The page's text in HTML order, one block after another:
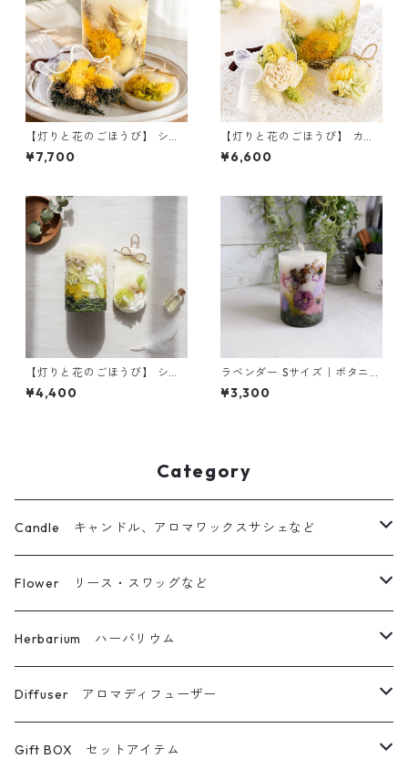
【灯りと花のごほうび】 シャ
ンパン ｜ボタニカルキャンド
ルML＆サシェ＆ミニブーケ
¥7,700
【灯りと花のごほうび】 カモ
ミール ｜ボタニカルキャンド
ルW＆サシェ＆ミニブーケ
¥6,600
【灯りと花のごほうび】 シャ
ルドネ ｜ボタニカルキャンド
ルS＆サシェ
¥4,400
ラベンダー Sサイズ｜ボタニカ
ルキャンドル
¥3,300
Category
Candle キャンドル、アロマワックスサシェなど
ボタニカルキャンドル
立体仕上げボタニカルキャンドル
キャンドルホルダー
ボトルキャンドル
Flower リース・スワッグなど
リース
ブーケ・スワッグ
フォトフレーム
Herbarium ハーバリウム
ハーバリウム
ボールペン
Diffuser アロマディフューザー
フラワーディフューザー
Gift BOX セットアイテム